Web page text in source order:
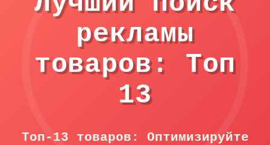
рекламы
товаров: Топ
13
Топ-13 товаров: Оптимизируйте